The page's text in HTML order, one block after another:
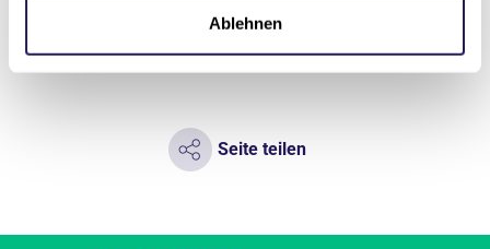
Ablehnen
Seite teilen